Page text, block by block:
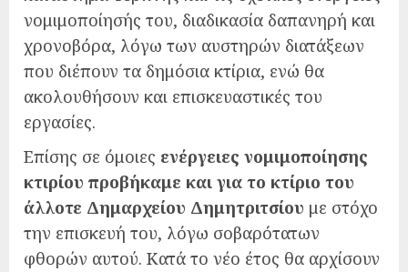
νομιμοποίησής του, διαδικασία δαπανηρή και
χρονοβόρα, λόγω των αυστηρών διατάξεων
που διέπουν τα δημόσια κτίρια, ενώ θα
ακολουθήσουν και επισκευαστικές του
εργασίες.
Επίσης σε όμοιες ενέργειες νομιμοποίησης
κτιρίου προβήκαμε και για το κτίριο του
άλλοτε Δημαρχείου Δημητριτσίου με στόχο
την επισκευή του, λόγω σοβαρότατων
φθορών αυτού. Κατά το νέο έτος θα αρχίσουν